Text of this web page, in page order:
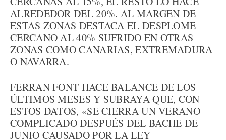
ALREDEDOR DEL 20%. AL MARGEN DE
ESTAS ZONAS DESTACA EL DESPLOME
CERCANO AL 40% SUFRIDO EN OTRAS
ZONAS COMO CANARIAS, EXTREMADURA
O NAVARRA.
FERRAN FONT HACE BALANCE DE LOS
ÚLTIMOS MESES Y SUBRAYA QUE, CON
ESTOS DATOS, «SE CIERRA UN VERANO
COMPLICADO DESPUÉS DEL BACHE DE
JUNIO CAUSADO POR LA LEY